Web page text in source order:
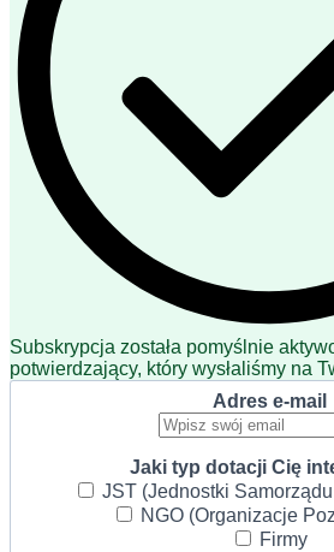
Subskrypcja została pomyślnie
potwierdzający, który wysłaliśmy na
Adres e-mail
Jaki typ dotacji Cię
JST (Jednostki
NGO (Organizacje
Firmy